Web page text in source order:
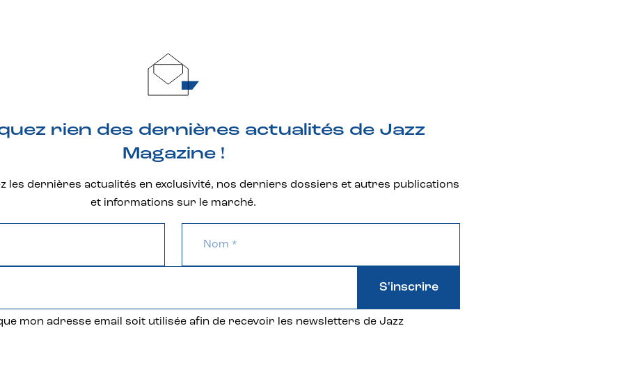
rien des dernières actualités de Jazz
Magazine !
les dernières actualités en exclusivité, nos derniers dossiers et autres publications
et informations sur le marché.
mon adresse email soit utilisée afin de recevoir les newsletters de Jazz
S'inscrire